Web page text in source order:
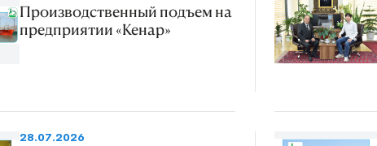
Производственный подъем на
предприятии «Кенар»
28.07.2026